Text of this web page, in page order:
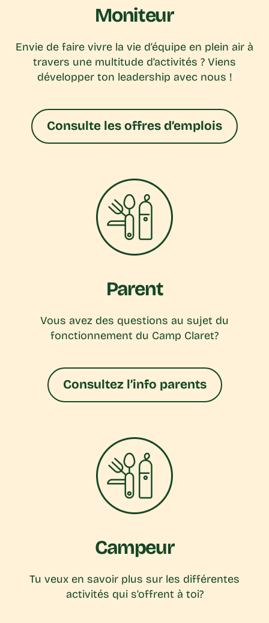
Moniteur
Envie de faire vivre la vie d’équipe en plein air à
travers une multitude d’activités ? Viens
développer ton leadership avec nous !
Consulte les offres d’emplois
Parent
Vous avez des questions au sujet du
fonctionnement du Camp Claret?
Consultez l’info parents
Campeur
Tu veux en savoir plus sur les différentes
activités qui s’offrent à toi?